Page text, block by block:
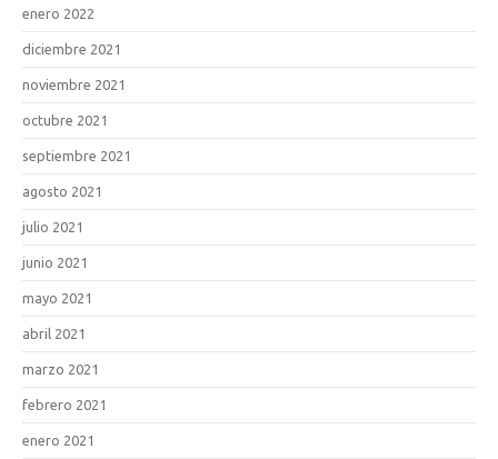
enero 2022
diciembre 2021
noviembre 2021
octubre 2021
septiembre 2021
agosto 2021
julio 2021
junio 2021
mayo 2021
abril 2021
marzo 2021
febrero 2021
enero 2021